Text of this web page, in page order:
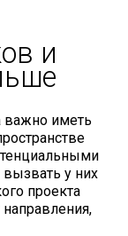
и
важно иметь
у них
проекта